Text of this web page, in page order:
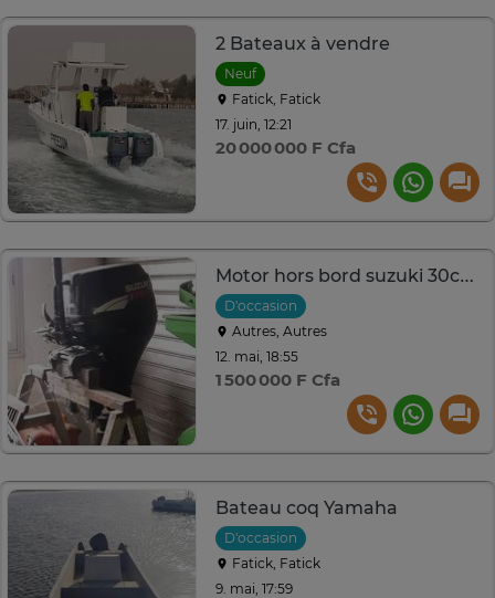
2 Bateaux à vendre
Neuf
Fatick, Fatick
17. juin, 12:21
20 000 000 F Cfa
Motor hors bord suzuki 30cv 4 tps
D'occasion
Autres, Autres
12. mai, 18:55
1 500 000 F Cfa
Bateau coq Yamaha
D'occasion
Fatick, Fatick
9. mai, 17:59